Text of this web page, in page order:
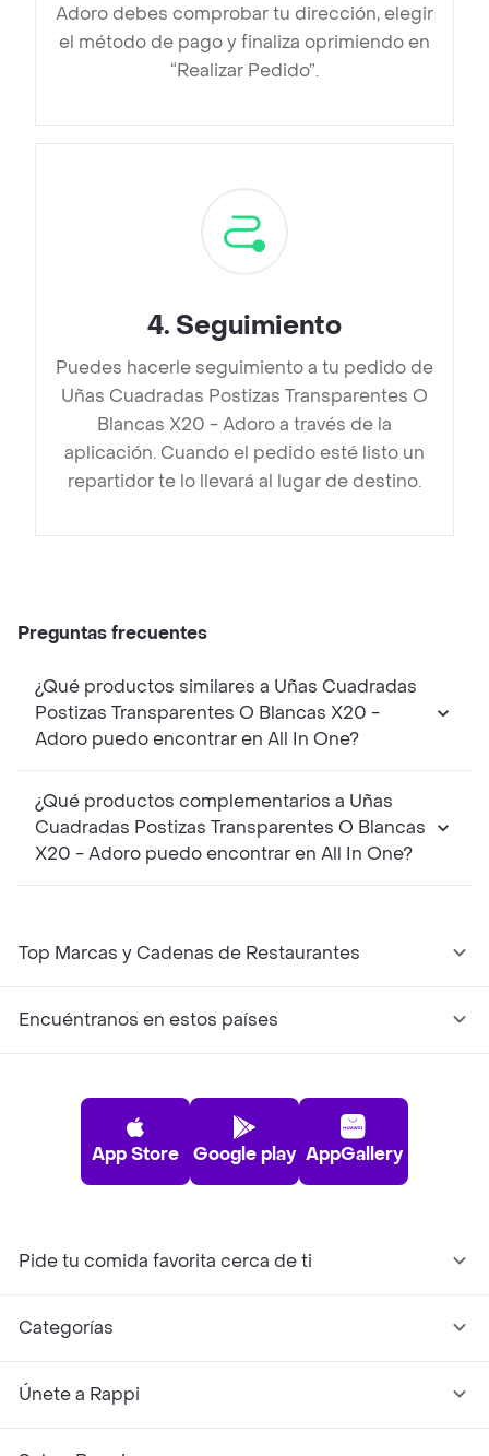
Adoro debes comprobar tu dirección, elegir
el método de pago y finaliza oprimiendo en
“Realizar Pedido”.
4. Seguimiento
Puedes hacerle seguimiento a tu pedido de
Uñas Cuadradas Postizas Transparentes O
Blancas X20 - Adoro a través de la
aplicación. Cuando el pedido esté listo un
repartidor te lo llevará al lugar de destino.
Preguntas frecuentes
¿Qué productos similares a Uñas Cuadradas
Postizas Transparentes O Blancas X20 -
Adoro puedo encontrar en All In One?
¿Qué productos complementarios a Uñas
Cuadradas Postizas Transparentes O Blancas
X20 - Adoro puedo encontrar en All In One?
Top Marcas y Cadenas de Restaurantes
Encuéntranos en estos países
App Store Google play AppGallery
Pide tu comida favorita cerca de ti
Categorías
Únete a Rappi